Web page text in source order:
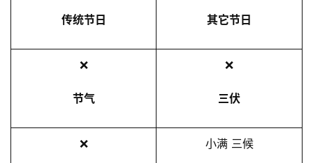
日
传统节日 其它节日
❌
节气
❌
三伏
❌ 小满 三候